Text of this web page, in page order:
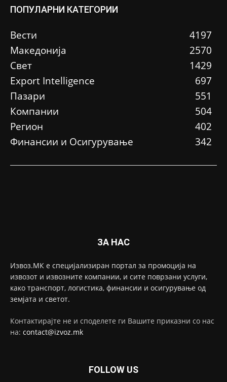
ПОПУЛАРНИ КАТЕГОРИИ
Вести
4197
Македонија
2570
Свет
1429
Еxport Intelligence
697
Пазари
551
Компании
504
Регион
402
Финансии и Осигурување
342
ЗА НАС
Извоз.МК е специјализиран портал за промоција на
извозот и извозните компании, и сите поврзани услуги,
како транспорт, логистика, финансии и осигурување од
земјата и светот.
Контактирајте не и споделете ги Вашите приказни со нас
на: contact@izvoz.mk
FOLLOW US